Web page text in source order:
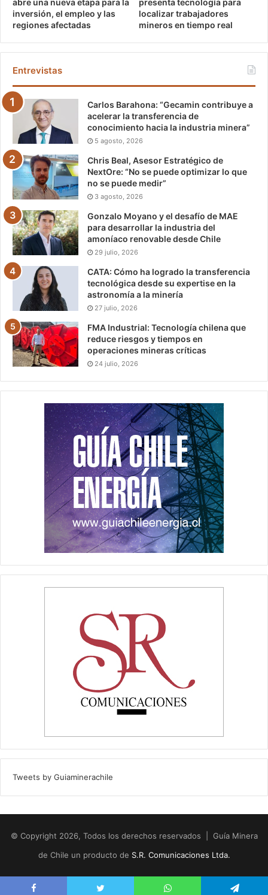
inversión, el empleo y las
regiones afectadas
localizar trabajadores
mineros en tiempo real
Entrevistas
Carlos Barahona: “Gecamin contribuye a
acelerar la transferencia de
conocimiento hacia la industria minera”
5 agosto, 2026
Chris Beal, Asesor Estratégico de
NextOre: “No se puede optimizar lo que
no se puede medir”
3 agosto, 2026
Gonzalo Moyano y el desafío de MAE
para desarrollar la industria del
amoníaco renovable desde Chile
29 julio, 2026
CATA: Cómo ha logrado la transferencia
tecnológica desde su expertise en la
astronomía a la minería
27 julio, 2026
FMA Industrial: Tecnología chilena que
reduce riesgos y tiempos en
operaciones mineras críticas
24 julio, 2026
Tweets by Guiaminerachile
© Copyright 2026, Todos los derechos reservados | Guía Minera
de Chile un producto de S.R. Comunicaciones Ltda.